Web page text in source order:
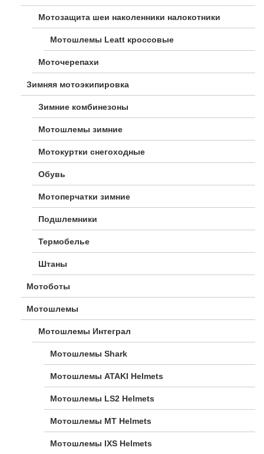
Мотозащита шеи наколенники налокотники
Мотошлемы Leatt кроссовые
Моточерепахи
Зимняя мотоэкипировка
Зимние комбинезоны
Мотошлемы зимние
Мотокуртки снегоходные
Обувь
Мотоперчатки зимние
Подшлемники
Термобелье
Штаны
Мотоботы
Мотошлемы
Мотошлемы Интеграл
Мотошлемы Shark
Мотошлемы ATAKI Helmets
Мотошлемы LS2 Helmets
Мотошлемы MT Helmets
Мотошлемы IXS Helmets